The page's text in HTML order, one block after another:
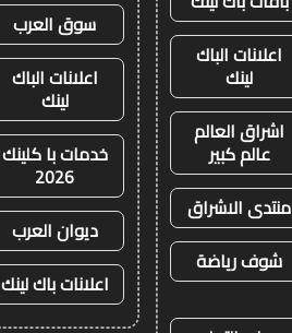
اعلانات الباك
لينك
اشراق العالم
عالم كبير
منتدى الاشراق
شوف رياضة
سوق العرب
اعلانات الباك
لينك
خدمات با كلينك
2026
ديوان العرب
اعلانات باك لينك